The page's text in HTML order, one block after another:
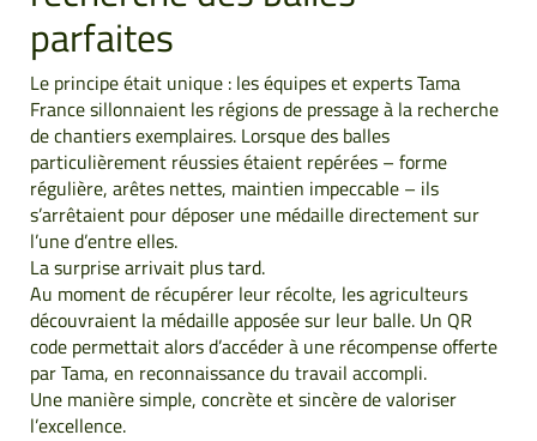
parfaites
Le principe était unique : les équipes et experts Tama
France sillonnaient les régions de pressage à la recherche
de chantiers exemplaires. Lorsque des balles
particulièrement réussies étaient repérées – forme
régulière, arêtes nettes, maintien impeccable – ils
s’arrêtaient pour déposer une médaille directement sur
l’une d’entre elles.
La surprise arrivait plus tard.
Au moment de récupérer leur récolte, les agriculteurs
découvraient la médaille apposée sur leur balle. Un QR
code permettait alors d’accéder à une récompense offerte
par Tama, en reconnaissance du travail accompli.
Une manière simple, concrète et sincère de valoriser
l’excellence.